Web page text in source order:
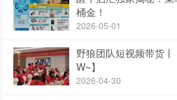
桶金！
2026-05-01
野狼团队短视频带货
W~】
2026-04-30